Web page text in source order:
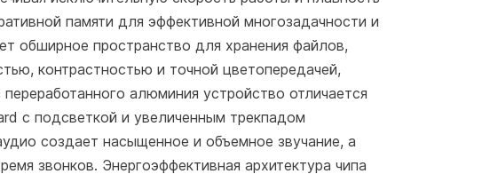
памяти для эффективной многозадачности и
обширное пространство для хранения файлов,
контрастностью и точной цветопередачей,
алюминия устройство отличается
с подсветкой и увеличенным трекпадом
создает насыщенное и объемное звучание, а
звонков. Энергоэффективная архитектура чипа